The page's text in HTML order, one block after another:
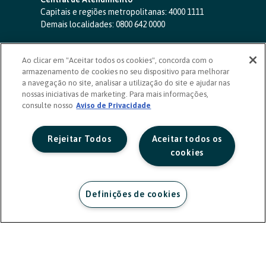
Capitais e regiões metropolitanas: 4000 1111
Demais localidades: 0800 642 0000
SAC 24 horas-0800 724 4420
Ouvidoria
0800 725 0996
(de segunda a sexta, das 8h às 20h)
ouvidoriasicoob.com.br
Deficientes auditivos ou de fala
Ao clicar em "Aceitar todos os cookies", concorda com o
armazenamento de cookies no seu dispositivo para melhorar
a navegação no site, analisar a utilização do site e ajudar nas
nossas iniciativas de marketing. Para mais informações,
consulte nosso Aviso de Privacidade
Aceitar todos os
cookies
Rejeitar Todos
Definições de cookies